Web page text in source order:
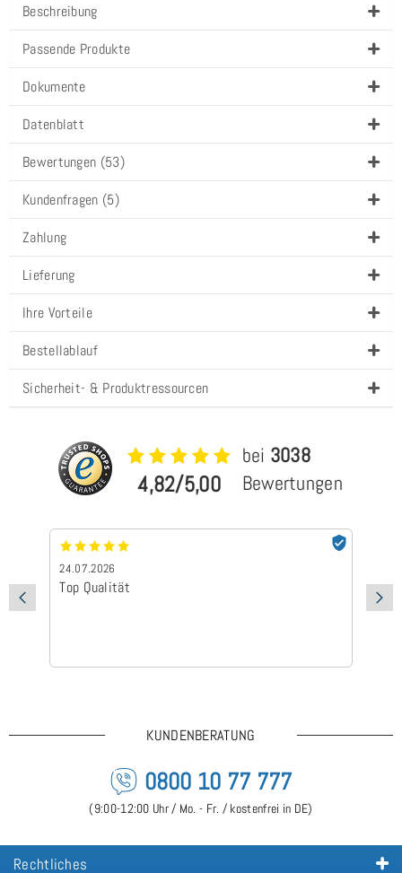
Beschreibung
Passende Produkte
Dokumente
Datenblatt
Bewertungen (53)
Kundenfragen (5)
Zahlung
Lieferung
Ihre Vorteile
Bestellablauf
Sicherheit- & Produktressourcen
4,82/5,00
bei 3038
Bewertungen
24.07.2026
Top Qualität
KUNDENBERATUNG
0800 10 77 777
(9:00-12:00 Uhr / Mo. - Fr. / kostenfrei in DE)
Rechtliches